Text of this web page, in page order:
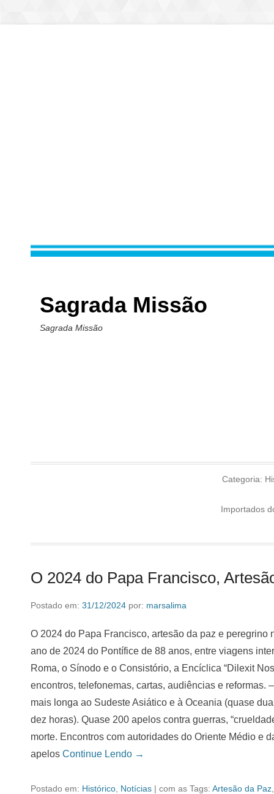
Sagrada Missão
Sagrada Missão
Categoria:
Importados
O 2024 do Papa Francisco,
Postado em: 31/12/2024 por: marsalima
O 2024 do Papa Francisco, artesão da paz e
ano de 2024 do Pontífice de 88 anos, entre viagens
Roma, o Sínodo e o Consistório, a Encíclica “Dilexit
encontros, telefonemas, cartas, audiências e reformas.
mais longa ao Sudeste Asiático e à Oceania (quase
dez horas). Quase 200 apelos contra guerras,
morte. Encontros com autoridades do Oriente Médio e
apelos Continue Lendo →
Postado em: Histórico Notícias | com as Tags: Artesão da Paz